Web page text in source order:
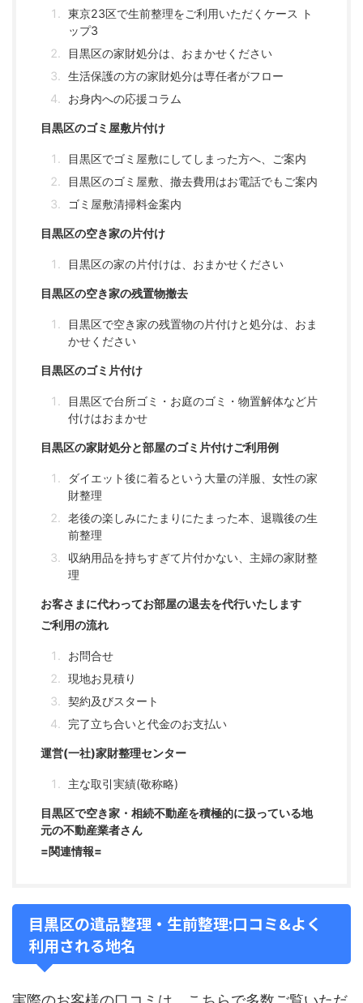
東京23区で生前整理をご利用いただくケース ト
ップ3
目黒区の家財処分は、おまかせください
生活保護の方の家財処分は専任者がフロー
お身内への応援コラム
目黒区のゴミ屋敷片付け
目黒区でゴミ屋敷にしてしまった方へ、ご案内
目黒区のゴミ屋敷、撤去費用はお電話でもご案内
ゴミ屋敷清掃料金案内
目黒区の空き家の片付け
目黒区の家の片付けは、おまかせください
目黒区の空き家の残置物撤去
目黒区で空き家の残置物の片付けと処分は、おま
かせください
目黒区のゴミ片付け
目黒区で台所ゴミ・お庭のゴミ・物置解体など片
付けはおまかせ
目黒区の家財処分と部屋のゴミ片付けご利用例
ダイエット後に着るという大量の洋服、女性の家
財整理
老後の楽しみにたまりにたまった本、退職後の生
前整理
収納用品を持ちすぎて片付かない、主婦の家財整
理
お客さまに代わってお部屋の退去を代行いたします
ご利用の流れ
お問合せ
現地お見積り
契約及びスタート
完了立ち合いと代金のお支払い
運営(一社)家財整理センター
主な取引実績(敬称略)
目黒区で空き家・相続不動産を積極的に扱っている地
元の不動産業者さん
=関連情報=
目黒区の遺品整理・生前整理:口コミ&よく
利用される地名